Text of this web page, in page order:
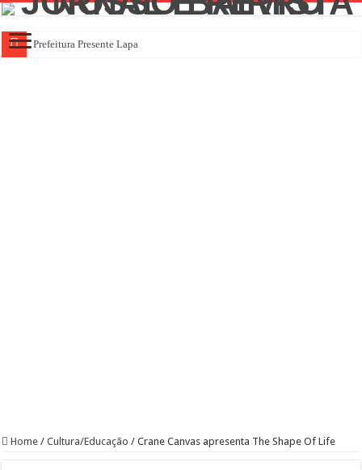
Prefeitura Presente Lapa
Home / Cultura/Educação / Crane Canvas apresenta The Shape Of Life